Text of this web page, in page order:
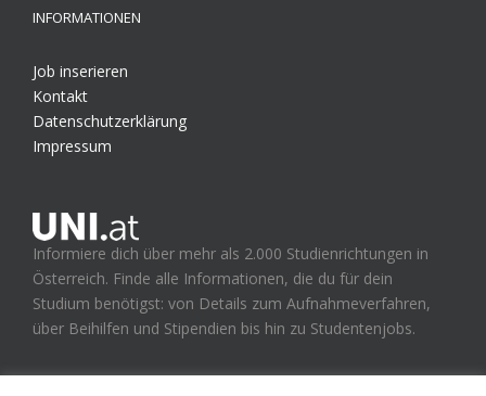
INFORMATIONEN
Job inserieren
Kontakt
Datenschutzerklärung
Impressum
Informiere dich über mehr als 2.000 Studienrichtungen in
Österreich. Finde alle Informationen, die du für dein
Studium benötigst: von Details zum Aufnahmeverfahren,
über Beihilfen und Stipendien bis hin zu Studentenjobs.